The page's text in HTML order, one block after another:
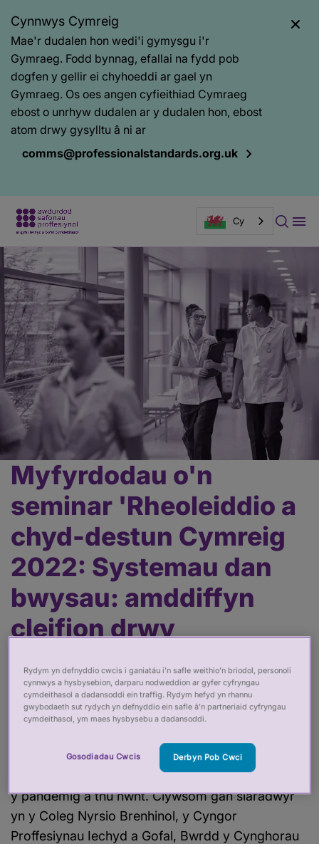
Cynnwys Cymreig
Mae'r dudalen hon wedi'i gymysgu i'r
Gymraeg. Fodd bynnag, efallai na fydd pob
dogfen y gellir ei chyhoeddi ar gael yn
Gymraeg. Os oes angen cyfieithiad Cymraeg
ebost o unrhyw dudalen ar y dudalen hon, ebost
atom drwy gysylltu â ni ar
comms@professionalstandards.org.uk
Cy
Baner
tudalen
Prif
gynnwys
Myfyrdodau o'n
seminar 'Rheoleiddio a
chyd-destun Cymreig
2022: Systemau dan
bwysau: amddiffyn
cleifion drwy
amseroedd heriol'
19 Ebrill 2022
Yn ein seminar fis diwethaf, a gynhaliwyd ar y cyd
pwysau sy’n wynebu gweithwyr proffesiynol a’r
system o ran cadw cleifion yn ddiogel drwy gydol
y pandemig a thu hwnt. Clywsom gan siaradwyr
yn y Coleg Nyrsio Brenhinol, y Cyngor
Proffesiynau Iechyd a Gofal, Bwrdd y Cynghorau
Rydym yn defnyddio cwcis i ganiatáu i’n safle weithio’n briodol, personoli
cynnwys a hysbysebion, darparu nodweddion ar gyfer cyfryngau
cymdeithasol a dadansoddi ein traffig. Rydym hefyd yn rhannu
gwybodaeth sut rydych yn defnyddio ein safle â’n partneriaid cyfryngau
cymdeithasol, ym maes hysbysebu a dadansoddi.
Gosodiadau Cwcis Derbyn Pob Cwci